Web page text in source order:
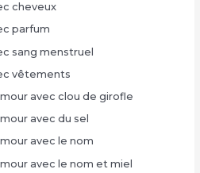
cheveux
parfum
sang menstruel
vêtements
avec clou de girofle
avec du sel
avec le nom
avec le nom et miel